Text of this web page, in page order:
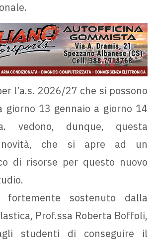
l’a.s. 2026/27 che si possono
giorno 13 gennaio a giorno 14
vedono, dunque, questa
novità, che si apre ad un
di risorse per questo nuovo
fortemente sostenuto dalla
Prof.ssa Roberta Boffoli,
studenti di conseguire il